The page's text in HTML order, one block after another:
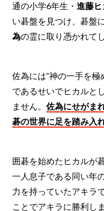
通の小学6年生・ 進藤
い碁盤を見つけ、碁盤
為の霊に取り憑かれて
佐為には”神の一手を
であるせいでヒカルと
ません。 佐為にせがま
碁の世界に足を踏み入
囲碁を始めたヒカルが
一人息子である同い年
力を持っていたアキラ
ことでアキラに勝利し